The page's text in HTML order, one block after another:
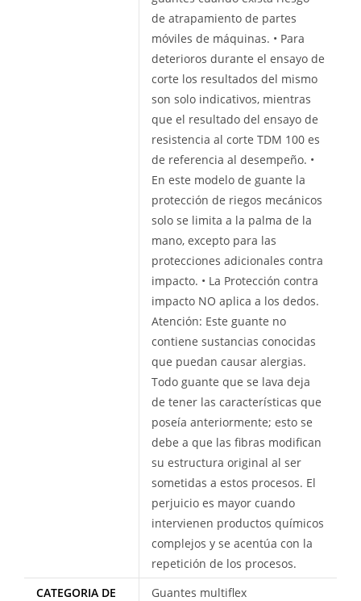
de atrapamiento de partes
móviles de máquinas. • Para
deterioros durante el ensayo de
corte los resultados del mismo
son solo indicativos, mientras
que el resultado del ensayo de
resistencia al corte TDM 100 es
de referencia al desempeño. •
En este modelo de guante la
protección de riegos mecánicos
solo se limita a la palma de la
mano, excepto para las
protecciones adicionales contra
impacto. • La Protección contra
impacto NO aplica a los dedos.
Atención: Este guante no
contiene sustancias conocidas
que puedan causar alergias.
Todo guante que se lava deja
de tener las características que
poseía anteriormente; esto se
debe a que las fibras modifican
su estructura original al ser
sometidas a estos procesos. El
perjuicio es mayor cuando
intervienen productos químicos
complejos y se acentúa con la
repetición de los procesos.
CATEGORIA DE
Guantes multiflex